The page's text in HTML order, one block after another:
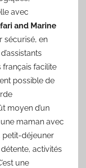
avec
and Marine
sécurisé, en
facilite
possible de
moyen d’un
maman avec
petit-déjeuner
activités
une